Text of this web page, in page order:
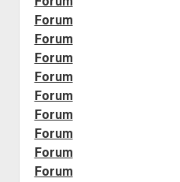
Forum
Forum
Forum
Forum
Forum
Forum
Forum
Forum
Forum